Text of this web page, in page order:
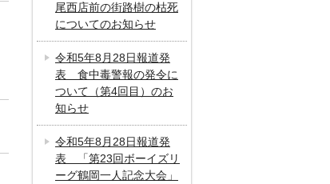
尾西店前の街路樹の枯死
についてのお知らせ
令和5年8月28日報道発
表 食中毒警報の発令に
ついて（第4回目）のお
知らせ
令和5年8月28日報道発
表 「第23回ボーイズリ
ーグ鶴岡一人記念大会」